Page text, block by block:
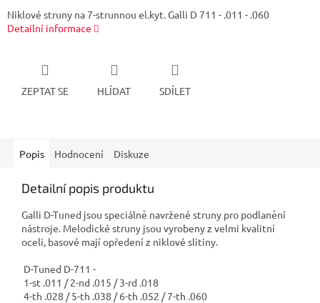
Niklové struny na 7-strunnou el.kyt. Galli D 711 - .011 - .060
Detailní informace
ZEPTAT SE HLÍDAT SDÍLET
Popis Hodnocení Diskuze
Detailní popis produktu
Galli D-Tuned jsou speciálně navržené struny pro podlanění
nástroje. Melodické struny jsou vyrobeny z velmi kvalitní
oceli, basové mají opředení z niklové slitiny.
D-Tuned D-711 -
1-st .011 / 2-nd .015 / 3-rd .018
4-th .028 / 5-th .038 / 6-th .052 / 7-th .060